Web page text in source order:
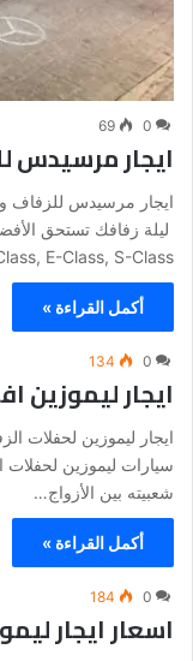
0
69
ايجار مرسيدس للزفه |
E-Class, S-Class)…
أكمل القراءة »
0
134
ايجار ليموزين
ايجار ليموزين لحفلات
شعبيته بين الأزواج…
أكمل القراءة »
0
184
اسعار ايجار